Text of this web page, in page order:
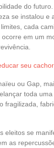
do futuro.
se instalou e
cada
em um
seu
ou Gap,
toda
fragilizada,
eleitos se
as